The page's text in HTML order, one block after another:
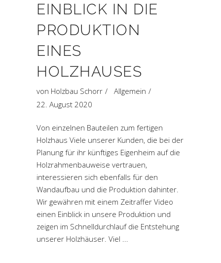
EINBLICK IN DIE
PRODUKTION
EINES
HOLZHAUSES
von Holzbau Schorr
Allgemein
22. August 2020
Von einzelnen Bauteilen zum fertigen
Holzhaus Viele unserer Kunden, die bei der
Planung für ihr künftiges Eigenheim auf die
Holzrahmenbauweise vertrauen,
interessieren sich ebenfalls für den
Wandaufbau und die Produktion dahinter.
Wir gewähren mit einem Zeitraffer Video
einen Einblick in unsere Produktion und
zeigen im Schnelldurchlauf die Entstehung
unserer Holzhäuser. Viel